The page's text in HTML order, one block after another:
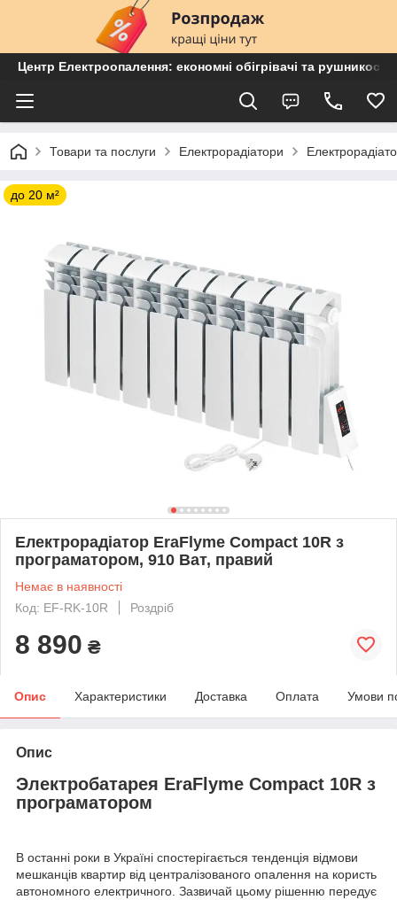
Центр Електроопалення: економні обігрівачі та
Товари та послуги Електрорадіатори
до 20 м²
Електрорадіатор EraFlyme Compact 10R з
програматором, 910 Ват, правий
Немає в наявності
Код: EF-RK-10R
Роздріб
8 890 ₴
Опис Характеристики Доставка Оплата Умови
Опис
Электробатарея EraFlyme Compact 10R з
програматором
В останні роки в Україні спостерігається тенденція відмови
мешканців квартир від централізованого опалення на користь
автономного електричного. Зазвичай цьому рішенню передує